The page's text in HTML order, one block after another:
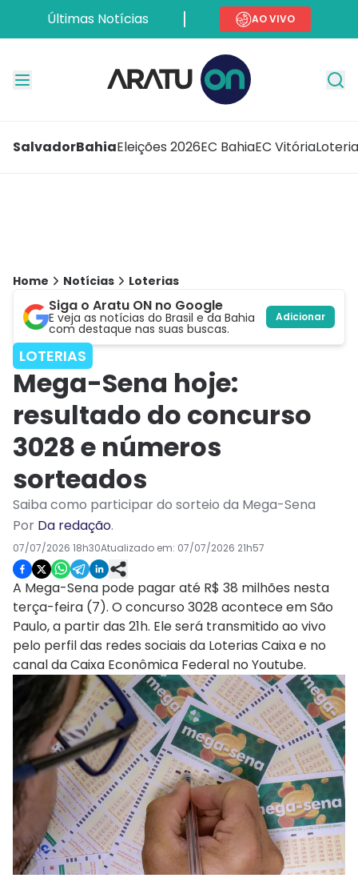
Últimas Notícias AO VIVO
SalvadorBahiaEleições 2026EC BahiaEC Vitória
Home Notícias Loterias
Siga o Aratu ON no Google
E veja as notícias do Brasil e da Bahia
com destaque nas suas buscas.
Adicionar
LOTERIAS
Mega-Sena hoje:
resultado do concurso
3028 e números
sorteados
Saiba como participar do sorteio da Mega-Sena
Por Da redação.
07/07/2026 18h30Atualizado em: 07/07/2026 21h57
A Mega-Sena pode pagar até R$ 38 milhões nesta
terça-feira (7). O concurso 3028 acontece em São
Paulo, a partir das 21h. Ele será transmitido ao vivo
pelo perfil das redes sociais da Loterias Caixa e no
canal da Caixa Econômica Federal no Youtube.